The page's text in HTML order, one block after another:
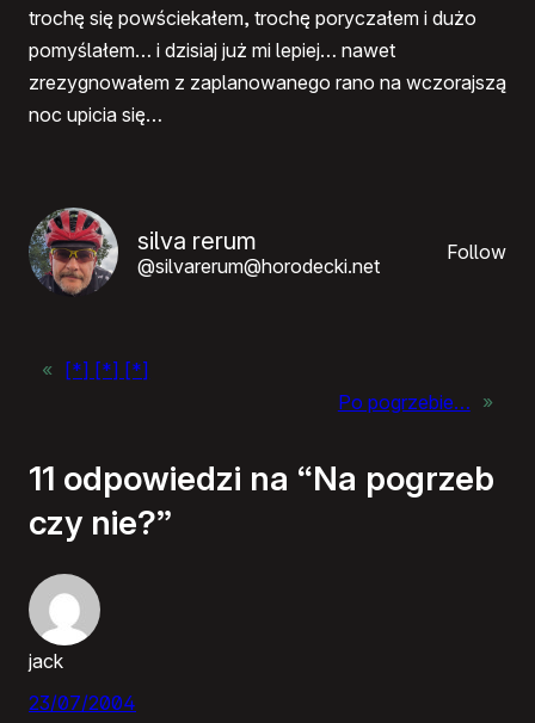
trochę się powściekałem, trochę poryczałem i dużo
pomyślałem… i dzisiaj już mi lepiej… nawet
zrezygnowałem z zaplanowanego rano na wczorajszą
noc upicia się…
silva rerum
@silvarerum@horodecki.net
Follow
«
[*] [*] [*]
Po pogrzebie… »
11 odpowiedzi na “Na pogrzeb
czy nie?”
jack
23/07/2004